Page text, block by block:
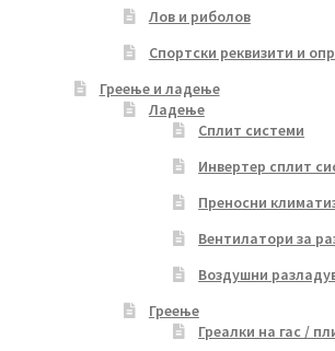
Лов и риболов
Спортски реквизити и
Греење и ладење
Ладење
Сплит системи
Инвертер сплит
Преносни
Вентилатори за
Воздушни
Греење
Греалки на гас /